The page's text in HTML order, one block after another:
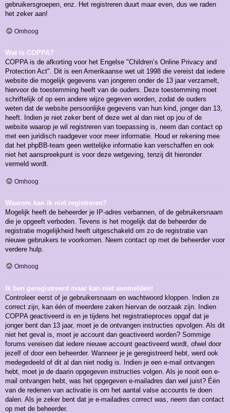
gebruikersgroepen, enz. Het registreren duurt maar even, dus we raden
het zeker aan!
Omhoog
Wat is COPPA?
COPPA is de afkorting voor het Engelse "Children’s Online Privacy and
Protection Act". Dit is een Amerikaanse wet uit 1998 die vereist dat iedere
website die mogelijk gegevens van jongeren onder de 13 jaar verzamelt,
hiervoor de toestemming heeft van de ouders. Deze toestemming moet
schriftelijk of op een andere wijze gegeven worden, zodat de ouders
weten dat de website persoonlijke gegevens van hun kind, jonger dan 13,
heeft. Indien je niet zeker bent of deze wet al dan niet op jou of de
website waarop je wil registreren van toepassing is, neem dan contact op
met een juridisch raadgever voor meer informatie. Houd er rekening mee
dat het phpBB-team geen wettelijke informatie kan verschaffen en ook
niet het aanspreekpunt is voor deze wetgeving, tenzij dit hieronder
vermeld wordt.
Omhoog
Waarom kan ik niet registreren?
Mogelijk heeft de beheerder je IP-adres verbannen, of de gebruikersnaam
die je opgeeft verboden. Tevens is het mogelijk dat de beheerder de
registratie mogelijkheid heeft uitgeschakeld om zo de registratie van
nieuwe gebruikers te voorkomen. Neem contact op met de beheerder voor
verdere hulp.
Omhoog
Ik ben geregistreerd maar kan niet aanmelden!
Controleer eerst of je gebruikersnaam en wachtwoord kloppen. Indien ze
correct zijn, kan één of meerdere zaken hiervan de oorzaak zijn. Indien
COPPA geactiveerd is en je tijdens het registratieproces opgaf dat je
jonger bent dan 13 jaar, moet je de ontvangen instructies opvolgen. Als dit
niet het geval is, moet je account dan geactiveerd worden? Sommige
forums vereisen dat iedere nieuwe account geactiveerd wordt, ofwel door
jezelf of door een beheerder. Wanneer je je geregistreerd hebt, werd ook
medegedeeld of dit al dan niet nodig is. Indien je een e-mail ontvangen
hebt, moet je de daarin opgegeven instructies volgen. Als je nooit een e-
mail ontvangen hebt, was het opgegeven e-mailadres dan wel juist? Één
van de redenen van activatie is om het aantal valse accounts te doen
dalen. Als je zeker bent dat je e-mailadres correct was, neem dan contact
op met de beheerder.